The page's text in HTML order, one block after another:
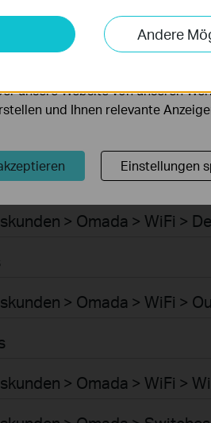
> Saugroboter >
> Saugroboter > Zubehör
> Omada > WiFi >
> Omada > WiFi >
> Omada > WiFi >
> Omada > WiFi >
> Omada > WiFi >
Andere
Ihre Aktivitäten auf unserer
verbessern und anzupassen.
unsere Website von unseren
und Ihnen relevante
Einstellungen